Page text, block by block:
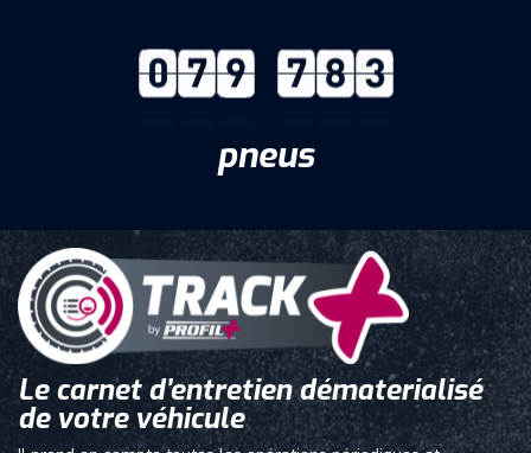
pneus
Le carnet d’entretien dématerialisé
de votre véhicule